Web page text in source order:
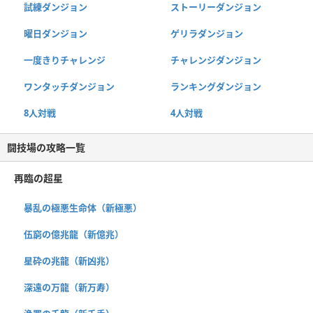
試練ダンジョン ストーリーダンジョン
曜日ダンジョン ゲリラダンジョン
一度きりチャレンジ チャレンジダンジョン
ワンタッチダンジョン ランキングダンジョン
8人対戦 4人対戦
闘技場の攻略一覧
再臨の超星
暴乱の極悪生命体（新極悪）
伍窮の億兆龍（新億兆）
星砕の兆龍（新凶兆）
深遠の万龍（新万寿）